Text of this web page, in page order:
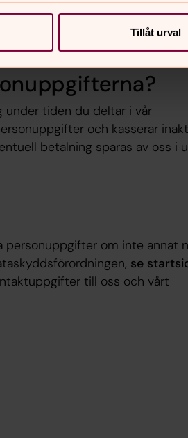
Tillåt urval
telefonnummer.
under tiden du deltar i vår
och kasserar
betalning sparas av oss i
personuppgifter om inte annat
se
till oss och vårt